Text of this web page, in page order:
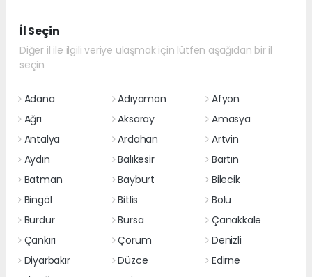
İl Seçin
Diğer il ile ilgili veriye ulaşmak için lütfen aşağıdan bir il
seçin
Adana Adıyaman
Afyon
Ağrı
Aksaray
Amasya
Antalya
Ardahan
Artvin
Aydın
Balıkesir
Bartın
Batman
Bayburt
Bilecik
Bingöl
Bitlis
Bolu
Burdur
Bursa
Çanakkale
Çankırı
Çorum
Denizli
Diyarbakır
Düzce
Edirne